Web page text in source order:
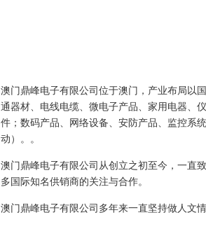
澳门鼎峰电子有限公司位于澳门，产业布局以
通器材、电线电缆、微电子产品、家用电器、
件；数码产品、网络设备、安防产品、监控系
动）。。
澳门鼎峰电子有限公司从创立之初至今，一直
多国际知名供销商的关注与合作。
澳门鼎峰电子有限公司多年来一直坚持做人文